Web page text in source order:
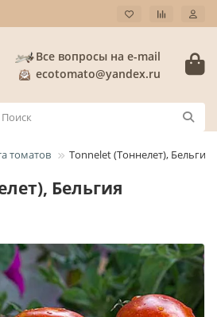
Все вопросы на e-mail
ecotomato@yandex.ru
томатов Tonnelet (Тоннелет), Бельгия
Бельгия